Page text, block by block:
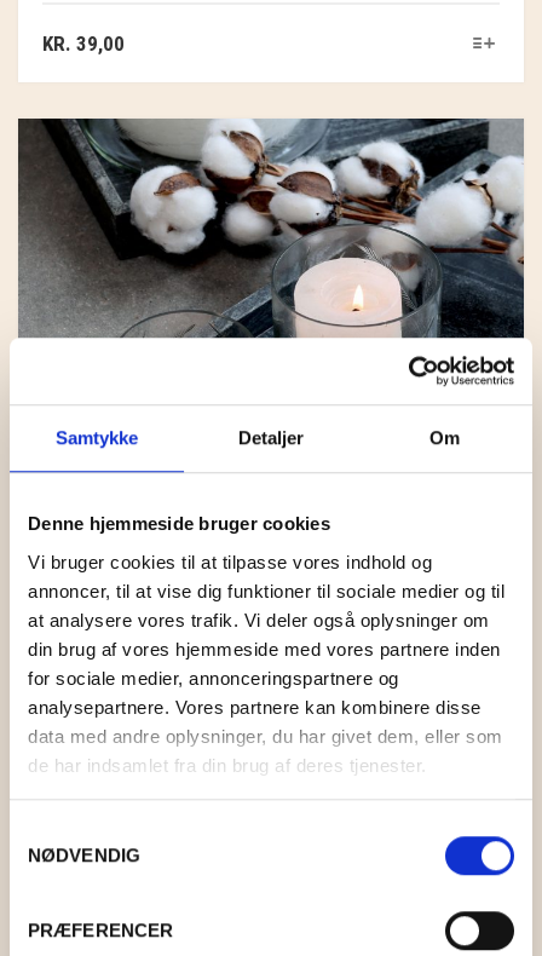
Samtykke Detaljer Om
Denne hjemmeside bruger cookies
Vi bruger cookies til at tilpasse vores indhold og
annoncer, til at vise dig funktioner til sociale medier og til
at analysere vores trafik. Vi deler også oplysninger om
din brug af vores hjemmeside med vores partnere inden
for sociale medier, annonceringspartnere og
analysepartnere. Vores partnere kan kombinere disse
data med andre oplysninger, du har givet dem, eller som
de har indsamlet fra din brug af deres tjenester.
NØDVENDIG
PRÆFERENCER
KR. 39,00
BLOKLYS HVID
KR. 39,00